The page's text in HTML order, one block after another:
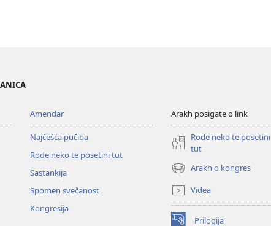
Amendar
Najčešća pučiba
Rode neko te posetini tut
Sastankija
Spomen svečanost
Kongresija
Arakh posigate o link
Rode neko te posetini
tut
Arakh o kongres
(opens
new
window)
Videa
Prilogija